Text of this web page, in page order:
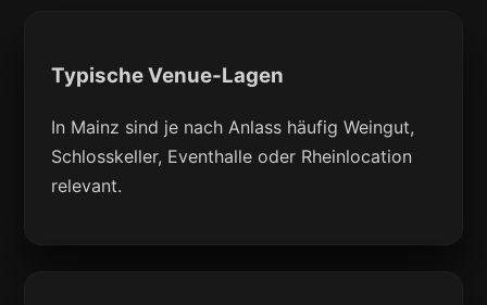
Typische Venue-Lagen
In Mainz sind je nach Anlass häufig Weingut,
Schlosskeller, Eventhalle oder Rheinlocation
relevant.